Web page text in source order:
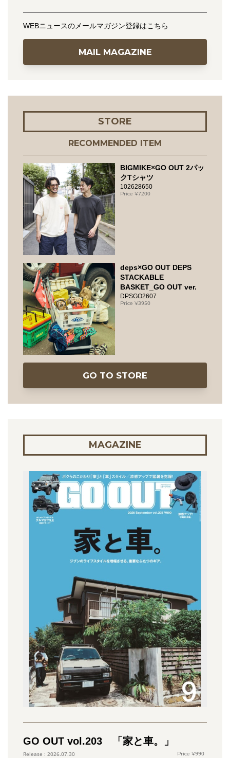
WEBニュースのメールマガジン登録はこちら
MAIL MAGAZINE
STORE
RECOMMENDED ITEM
BIGMIKE×GO OUT 2パッ
クTシャツ
102628650
7200
deps×GO OUT DEPS
STACKABLE
BASKET_GO OUT ver.
DPSGO2607
3950
GO TO STORE
MAGAZINE
GO OUT vol.203 「家と車。」
2026.07.30 990